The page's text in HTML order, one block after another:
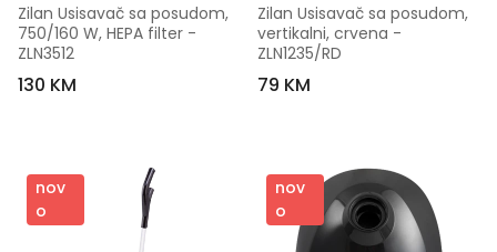
Zilan Usisavač sa posudom,
750/160 W, HEPA filter -
ZLN3512
130 KM
Zilan Usisavač sa posudom,
vertikalni, crvena -
ZLN1235/RD
79 KM
nov
o
nov
o